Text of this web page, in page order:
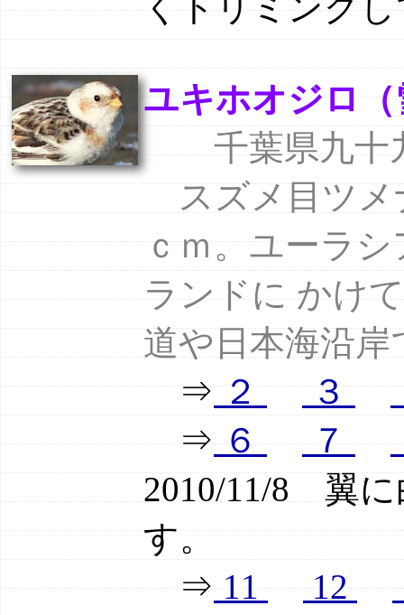
ユキホオジロ
千葉県九
スズメ目ツ
ｃｍ。ユーラ
ランドに かけ
道や日本海沿
⇒２ ３
⇒６ ７
2010/11/8 翼に
す。
⇒11 12